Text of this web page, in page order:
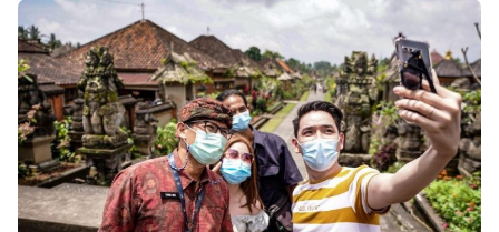
Partner
Insight
NTB
Suara
Time
Lens
IDN
Daily
Jogja
Jalan
Rakyat
Idealita
News
Kita
Notice
Radar
Baru
Seedbacklink
Follow